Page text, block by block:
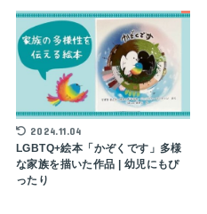
2024.11.04
LGBTQ+絵本「かぞくです」多様
な家族を描いた作品 | 幼児にもぴ
ったり